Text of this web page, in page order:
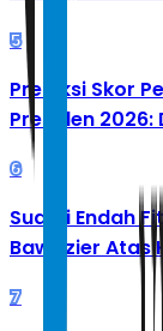
5
Prediksi Skor
Presiden 2026:
6
Suami Endah
Bawazier Atas
7